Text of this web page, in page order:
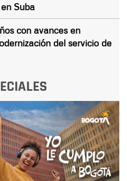
Suba
con avances en
del servicio de